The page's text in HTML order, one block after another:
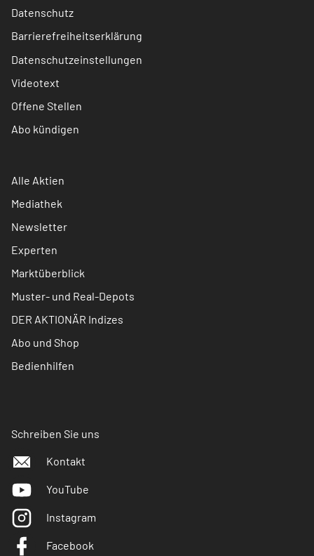
Datenschutz
Barrierefreiheitserklärung
Datenschutzeinstellungen
Videotext
Offene Stellen
Abo kündigen
Alle Aktien
Mediathek
Newsletter
Experten
Marktüberblick
Muster- und Real-Depots
DER AKTIONÄR Indizes
Abo und Shop
Bedienhilfen
Schreiben Sie uns
Kontakt
YouTube
Instagram
Facebook